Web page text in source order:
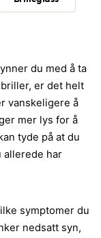
du med å ta
er det helt
vanskeligere å
mer lys for å
tyde på at du
allerede har
symptomer du
nedsatt syn,